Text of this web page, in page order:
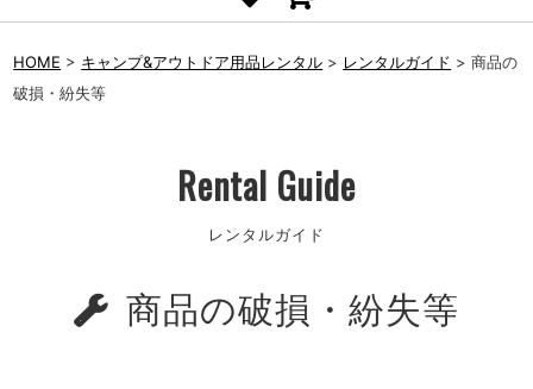
g
t
HOME > キャンプ&アウトドア用品レンタル > レンタルガイド >商品の
破損・紛失等
Rental Guide
レンタルガイド
商品の破損・紛失等